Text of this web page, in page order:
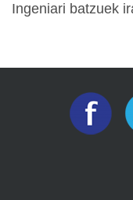
Ingeniari batzuek